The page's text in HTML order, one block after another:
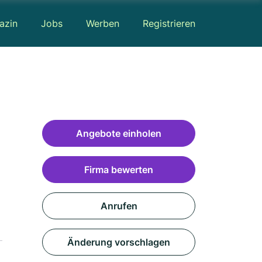
Jobs Werben Registrieren
Angebote einholen
Firma bewerten
Anrufen
Änderung vorschlagen